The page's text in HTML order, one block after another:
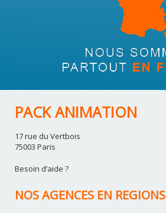
PACK ANIMATION
17 rue du Vertbois
75003 Paris
Besoin d’aide ?
NOS AGENCES EN REGIONS